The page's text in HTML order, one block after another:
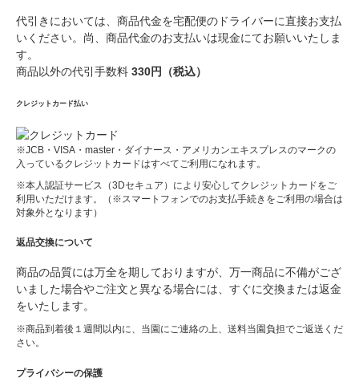
代引きにおいては、商品代金を宅配便のドライバーに直接お支払
いください。尚、商品代金のお支払いは現金にてお願いいたしま
す。
商品以外の代引手数料 330円（税込）
クレジットカード払い
※JCB・VISA・master・ダイナース・アメリカンエキスプレスのマークの
入っているクレジットカードはすべてご利用になれます。
※本人認証サービス（3Dセキュア）により安心してクレジットカードをご
利用いただけます。（※スマートフォンでのお支払手続きをご利用の場合は
対象外となります）
返品交換について
商品の品質には万全を期しておりますが、万一商品に不備がござ
いました場合やご注文と異なる場合には、すぐに交換または返金
をいたします。
※商品到着後１週間以内に、当園にご連絡の上、送料当園負担でご返送くだ
さい。
プライバシーの保護